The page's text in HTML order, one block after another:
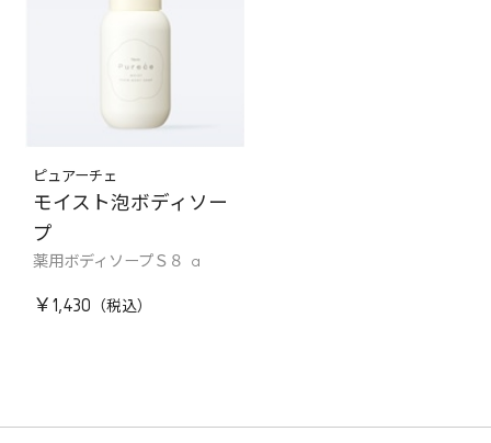
ピュアーチェ
モイスト泡ボディソー
プ
薬用ボディソープＳ８ a
￥1,430